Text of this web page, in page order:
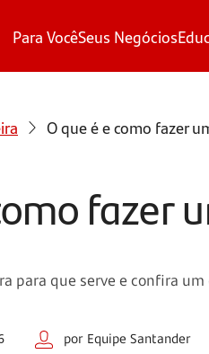
Para VocêSeus Negócios
O que é e como fazer
fazer
para que serve e confira
por Equipe Santander